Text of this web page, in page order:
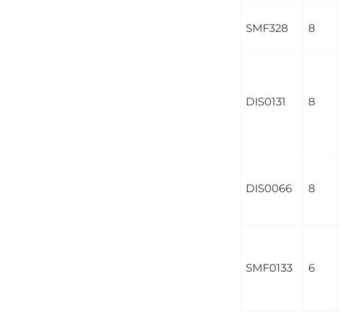
SMF328 8
DIS0131 8
DIS0066 8
SMF0133 6